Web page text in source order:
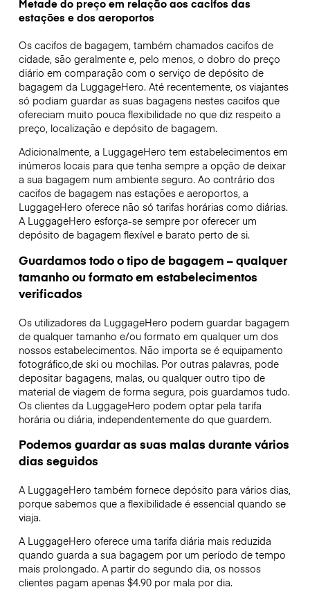
Metade do preço em relação aos cacifos das
estações e dos aeroportos
Os cacifos de bagagem, também chamados cacifos de
cidade, são geralmente e, pelo menos, o dobro do preço
diário em comparação com o serviço de depósito de
bagagem da LuggageHero. Até recentemente, os viajantes
só podiam guardar as suas bagagens nestes cacifos que
ofereciam muito pouca flexibilidade no que diz respeito a
preço, localização e depósito de bagagem.
Adicionalmente, a LuggageHero tem estabelecimentos em
inúmeros locais para que tenha sempre a opção de deixar
a sua bagagem num ambiente seguro. Ao contrário dos
cacifos de bagagem nas estações e aeroportos, a
LuggageHero oferece não só tarifas horárias como diárias.
A LuggageHero esforça-se sempre por oferecer um
depósito de bagagem flexível e barato perto de si.
Guardamos todo o tipo de bagagem – qualquer
tamanho ou formato em estabelecimentos
verificados
Os utilizadores da LuggageHero podem guardar bagagem
de qualquer tamanho e/ou formato em qualquer um dos
nossos estabelecimentos. Não importa se é equipamento
fotográfico,de ski ou mochilas. Por outras palavras, pode
depositar bagagens, malas, ou qualquer outro tipo de
material de viagem de forma segura, pois guardamos tudo.
Os clientes da LuggageHero podem optar pela tarifa
horária ou diária, independentemente do que guardem.
Podemos guardar as suas malas durante vários
dias seguidos
A LuggageHero também fornece depósito para vários dias,
porque sabemos que a flexibilidade é essencial quando se
viaja.
A LuggageHero oferece uma tarifa diária mais reduzida
quando guarda a sua bagagem por um período de tempo
mais prolongado. A partir do segundo dia, os nossos
clientes pagam apenas $4.90 por mala por dia.